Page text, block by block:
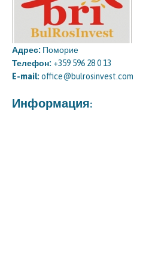
Адрес: Поморие
Телефон: +359 596 28 0 13
E-mail: office@bulrosinvest.com
Информация: